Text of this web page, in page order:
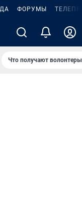
ФОРУМЫ
Что получают